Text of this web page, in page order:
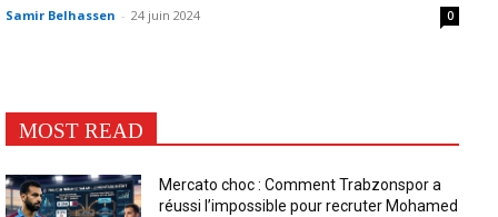
Samir Belhassen - 24 juin 2024 0
MOST READ
Mercato choc : Comment Trabzonspor a
réussi l’impossible pour recruter Mohamed